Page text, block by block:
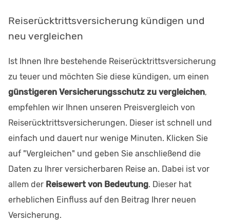
Reiserücktrittsversicherung kündigen und
neu vergleichen
Ist Ihnen Ihre bestehende Reiserücktrittsversicherung
zu teuer und möchten Sie diese kündigen, um einen
günstigeren Versicherungsschutz zu vergleichen,
empfehlen wir Ihnen unseren Preisvergleich von
Reiserücktrittsversicherungen. Dieser ist schnell und
einfach und dauert nur wenige Minuten. Klicken Sie
auf "Vergleichen" und geben Sie anschließend die
Daten zu Ihrer versicherbaren Reise an. Dabei ist vor
allem der Reisewert von Bedeutung. Dieser hat
erheblichen Einfluss auf den Beitrag Ihrer neuen
Versicherung.